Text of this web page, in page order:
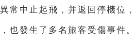
常中止起飛，并返回停機位
也發生了多名旅客受傷事件。